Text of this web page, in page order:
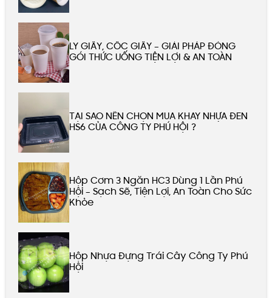
LY GIẤY, CỐC GIẤY – GIẢI PHÁP ĐÓNG
GÓI THỨC UỐNG TIỆN LỢI & AN TOÀN
TẠI SAO NÊN CHỌN MUA KHAY NHỰA ĐEN
HS6 CỦA CÔNG TY PHÚ HỘI ?
Hộp Cơm 3 Ngăn HC3 Dùng 1 Lần Phú
Hội – Sạch Sẽ, Tiện Lợi, An Toàn Cho Sức
Khỏe
Hộp Nhựa Đựng Trái Cây Công Ty Phú
Hội